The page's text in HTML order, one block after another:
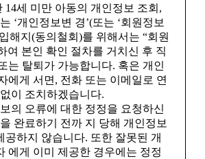
14세 미만 아동의 개인정보 조회,
‘개인정보변 경’(또는 ‘회원정보
해지(동의철회)를 위해서는 “회원
여 본인 확인 절차를 거치신 후 직
는 탈퇴가 가능합니다. 혹은 개인
에게 서면, 전화 또는 이메일로 연
이 조치하겠습니다.
의 오류에 대한 정정을 요청하신
완료하기 전까 지 당해 개인정보
공하지 않습니다. 또한 잘못된 개
에게 이미 제공한 경우에는 정정